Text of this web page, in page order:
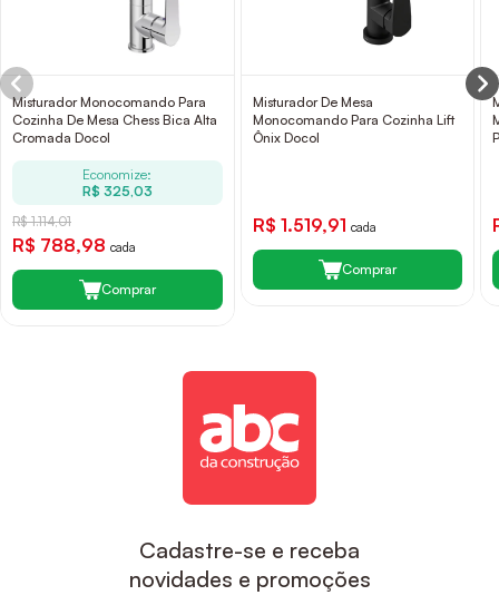
Misturador Monocomando Para
Cozinha De Mesa Chess Bica Alta
Cromada Docol
Economize:
R$ 325,03
R$ 1.114,01
R$ 788,98 cada
Comprar
Misturador De Mesa
Monocomando Para Cozinha Lift
Ônix Docol
R$ 1.519,91 cada
Comprar
Cadastre-se e receba
novidades e promoções